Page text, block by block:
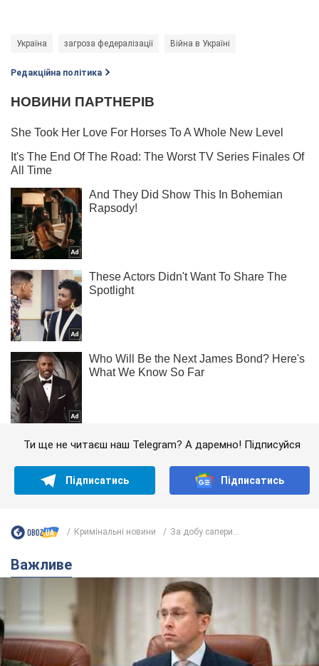
Україна загроза федералізації Війна в Україні
Редакційна політика
Ти ще не читаєш наш Telegram? А даремно! Підписуйся
Підписатись Підписатись
Кримінальні новини За добу сапери...
Важливе